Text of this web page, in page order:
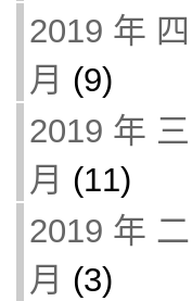
2019 年 四
月 (9)
2019 年 三
月 (11)
2019 年 二
月 (3)